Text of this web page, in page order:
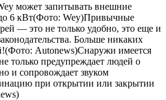
может запитывать внешние
6 кВт(Фото: Wey)Привычные
— это не только удобно, это еще и
Больше никаких
Autonews)Снаружи имеется
только предупреждает людей о
и сопровождает звуком
при открытии или закрытии